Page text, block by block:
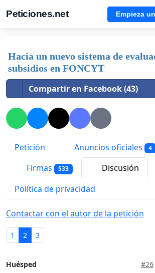
Peticiones.net Empieza
Hacia un nuevo sistema de
subsidios en FONCYT
Compartir en Facebook (43)
Petición Anuncios oficiales 4
Firmas 533
Discusión
Política de privacidad
Contactar con el autor de la petición
1 2 3
Huésped #26